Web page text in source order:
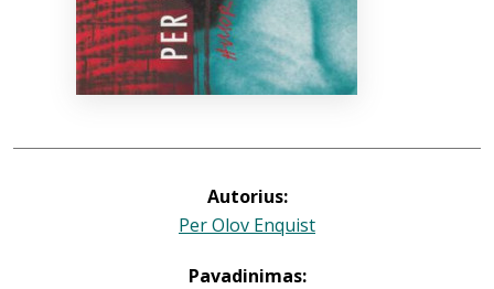
Autorius:
Per Olov Enquist
Pavadinimas: